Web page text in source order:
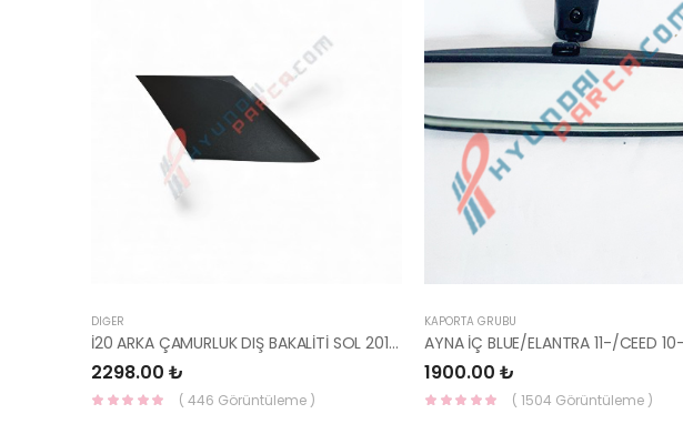
DIĞER
İ20 ARKA ÇAMURLUK DIŞ BAKALİTİ SOL 2015- ( PARLAK SİYAH ) 87360-C8000-YS
2298.00 ₺
( 446 Görüntüleme )
KAPORTA GRUBU
1900.00 ₺
( 1504 Görüntüleme )